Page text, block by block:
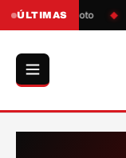
ÚLTIMAS
pressão de Boto